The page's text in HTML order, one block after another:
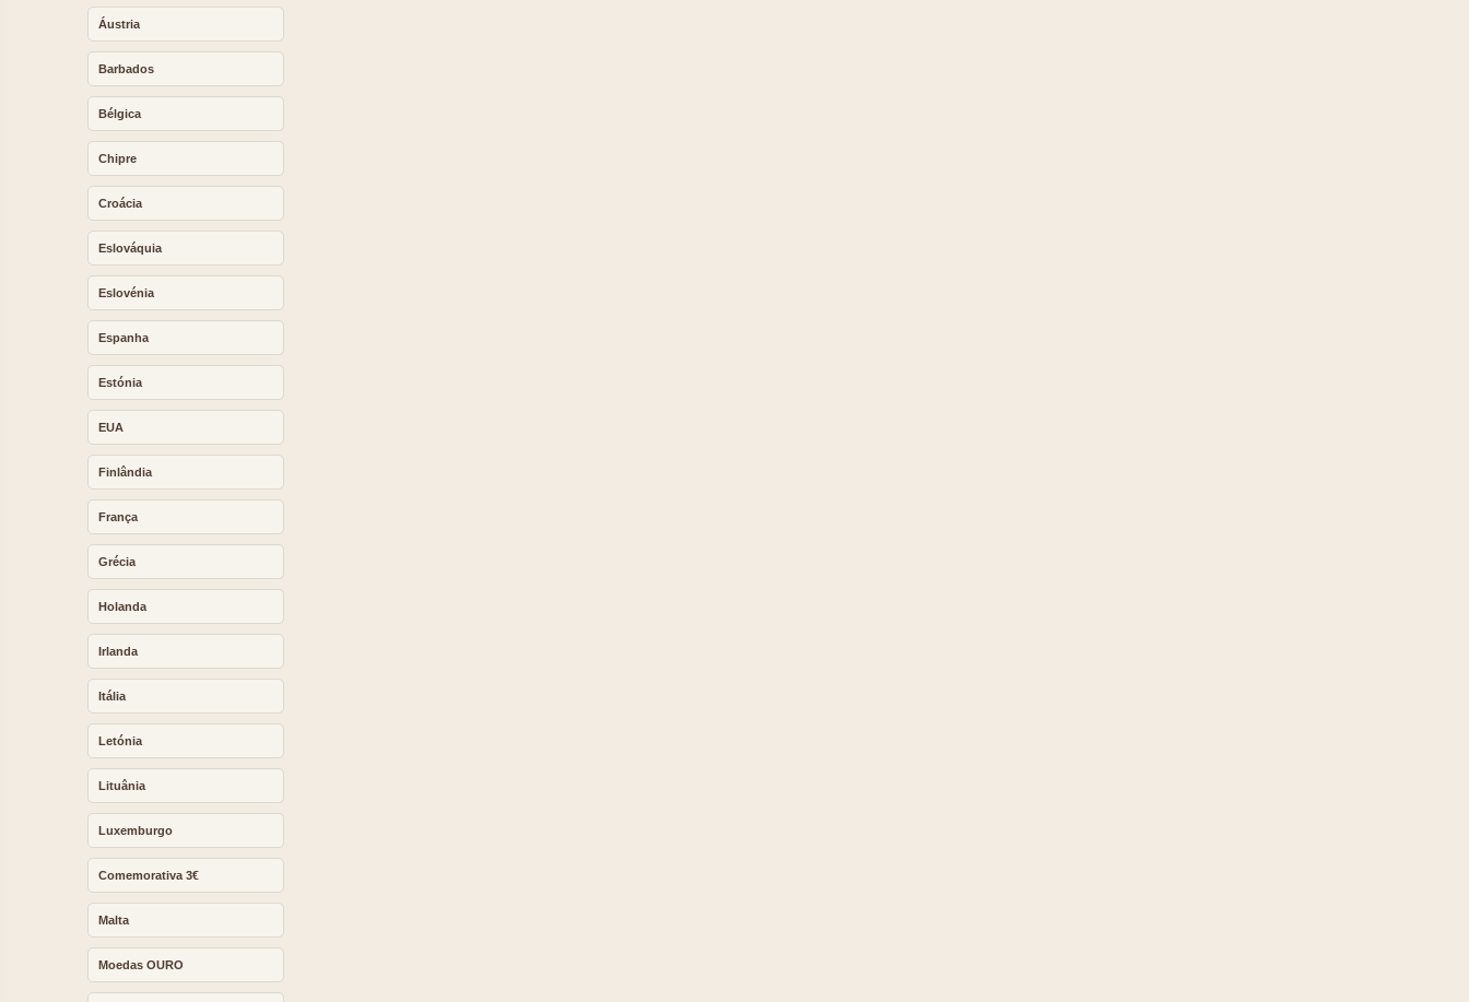
Áustria
Barbados
Bélgica
Chipre
Croácia
Eslováquia
Eslovénia
Espanha
Estónia
EUA
Finlândia
França
Grécia
Holanda
Irlanda
Itália
Letónia
Lituânia
Luxemburgo
Comemorativa 3€
Malta
Moedas OURO